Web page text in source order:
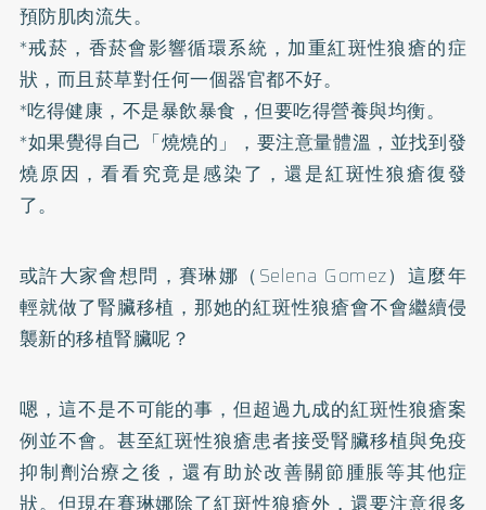
預防肌肉流失。
*戒菸 ，香菸會影響循環系統，加重紅斑性狼瘡的症
狀，而且菸草對任何一個器官都不好。
*吃得健康，不是暴飲暴食，但要吃得營養與均衡。
*如果覺得自己「燒燒的」，要注意量體溫，並找到發
燒原因，看看究竟是感染了，還是紅斑性狼瘡復發
了。
或許大家會想問，賽琳娜（Selena Gomez）這麼年
輕就做了腎臟移植，那她的紅斑性狼瘡會不會繼續侵
襲新的移植腎臟呢？
嗯，這不是不可能的事，但超過九成的紅斑性狼瘡案
例並不會。甚至紅斑性狼瘡患者接受腎臟移植與免疫
抑制劑治療之後，還有助於改善關節腫脹等其他症
狀。但現在賽琳娜除了紅斑性狼瘡外，還要注意很多